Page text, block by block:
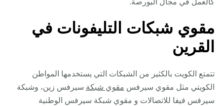
مقوي شبكات التليفونات في
القرين
تتمتع الكويت بالكثير من الشبكات التي يستخدمها المواطن
الكويتي مثل مقوي سيرفس مقوي شبكة سيرفس زين، وشبكة
سيرفس فيفا للاتصالات و مقوي شبكة سيرفس الوطنية